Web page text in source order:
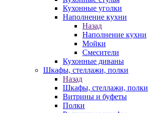
Кухонные уголки
Наполнение кухни
Назад
Наполнение кухни
Мойки
Смесители
Кухонные диваны
Шкафы, стеллажи, полки
Назад
Шкафы, стеллажи, полки
Витрины и буфеты
Полки